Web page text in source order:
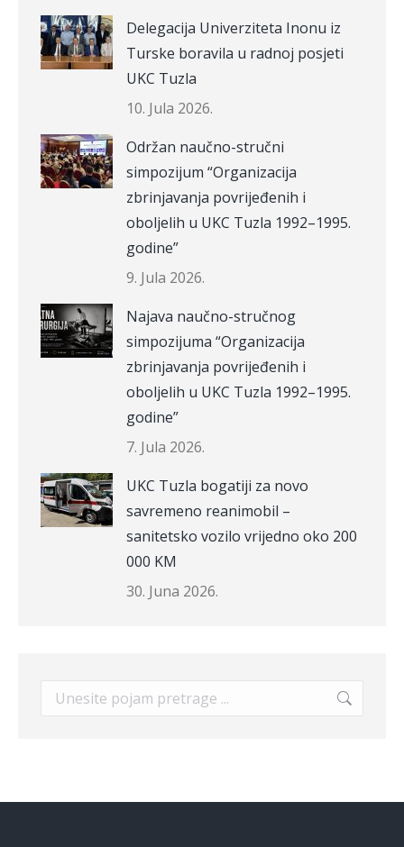
Delegacija Univerziteta Inonu iz
Turske boravila u radnoj posjeti
UKC Tuzla
10. Jula 2026.
Održan naučno-stručni
simpozijum “Organizacija
zbrinjavanja povrijeđenih i
oboljelih u UKC Tuzla 1992–1995.
godine”
9. Jula 2026.
Najava naučno-stručnog
simpozijuma “Organizacija
zbrinjavanja povrijeđenih i
oboljelih u UKC Tuzla 1992–1995.
godine”
7. Jula 2026.
UKC Tuzla bogatiji za novo
savremeno reanimobil –
sanitetsko vozilo vrijedno oko 200
000 KM
30. Juna 2026.
Search: